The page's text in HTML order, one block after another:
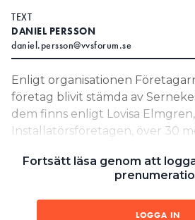
TEXT
DANIEL PERSSON
daniel.persson@vvsforum.se
Enligt organisationen
företag blivit stämda av
dem finns enligt Lovisa
Installatörsföretagen, över 30
men framför allt i
för dem är att de har utfört
oktober 2023 fram till
fått betalt för det. De blir
Fortsätt läsa genom att
LOGGA IN